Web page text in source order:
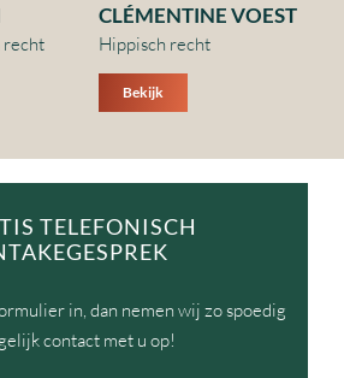
recht
CLÉMENTINE VOEST
Hippisch recht
Bekijk
TELEFONISCH
in, dan nemen wij zo spoedig
contact met u op!